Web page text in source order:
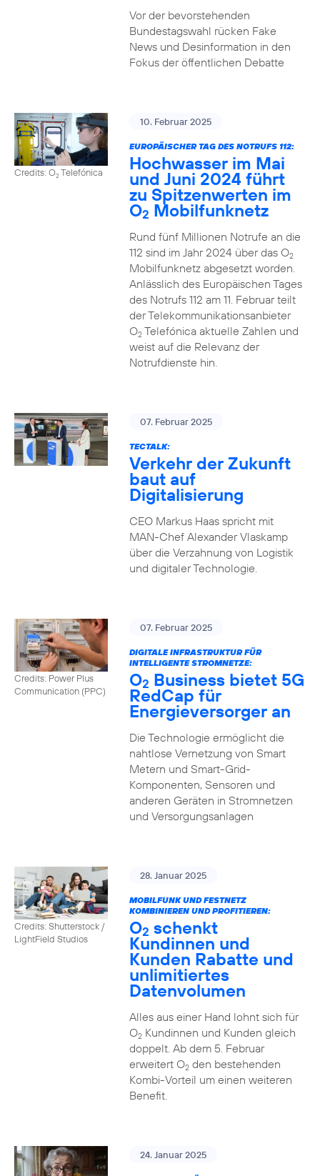
Vor der bevorstehenden
Bundestagswahl rücken Fake
News und Desinformation in den
Fokus der öffentlichen Debatte
Credits: O2Telefónica
10. Februar 2025
EUROPÄISCHER TAG DES NOTRUFS 112:
Hochwasser im Mai
und Juni 2024 führt
zu Spitzenwerten im
O2 Mobilfunknetz
Rund fünf Millionen Notrufe an die
112 sind im Jahr 2024 über das O2
Mobilfunknetz abgesetzt worden.
Anlässlich des Europäischen Tages
des Notrufs 112 am 11. Februar teilt
der Telekommunikationsanbieter
O2Telefónica aktuelle Zahlen und
weist auf die Relevanz der
Notrufdienste hin.
07. Februar 2025
TECTALK:
Verkehr der Zukunft
baut auf
Digitalisierung
CEO Markus Haas spricht mit
MAN-Chef Alexander Vlaskamp
über die Verzahnung von Logistik
und digitaler Technologie.
Credits: Power Plus
Communication (PPC)
07. Februar 2025
DIGITALE INFRASTRUKTUR FÜR
INTELLIGENTE STROMNETZE:
O2 Business bietet 5G
RedCap für
Energieversorger an
Die Technologie ermöglicht die
nahtlose Vernetzung von Smart
Metern und Smart-Grid-
Komponenten, Sensoren und
anderen Geräten in Stromnetzen
und Versorgungsanlagen
Credits: Shutterstock /
LightField Studios
28. Januar 2025
MOBILFUNK UND FESTNETZ
KOMBINIEREN UND PROFITIEREN:
O2 schenkt
Kundinnen und
Kunden Rabatte und
unlimitiertes
Datenvolumen
Alles aus einer Hand lohnt sich für
O2Kundinnen und Kunden gleich
doppelt. Ab dem 5. Februar
erweitert O2den bestehenden
Kombi-Vorteil um einen weiteren
Benefit.
24. Januar 2025